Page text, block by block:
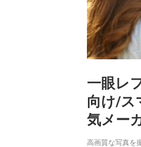
一眼レ
向け/ス
気メー
高画質な写真を